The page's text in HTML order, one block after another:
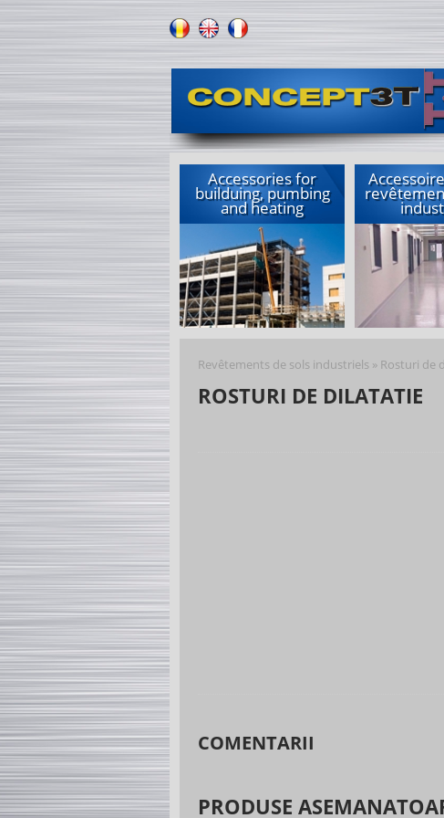
Accessories for
builduing, pumbing
and heating
Revêtements de sols industriels » Rosturi de
ROSTURI DE DILATATIE
COMENTARII
PRODUSE